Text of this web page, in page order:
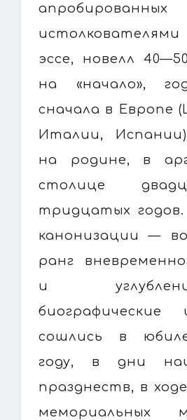
эссе, новелл
на «начало»,
сначала в Европе
Италии,
на родине, в
столице
тридцатых
канонизации —
ранг
и
сошлись в
году, в дни
празднеств, в
мемориальных